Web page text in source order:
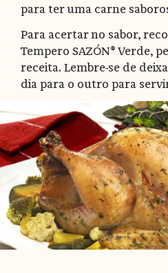
para ter uma carne
Para acertar no sabor,
Tempero SAZÓN® Verde,
receita. Lembre-se de
dia para o outro para